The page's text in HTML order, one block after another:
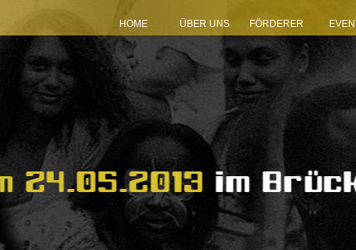
HOME ÜBER UNS FÖRDERER